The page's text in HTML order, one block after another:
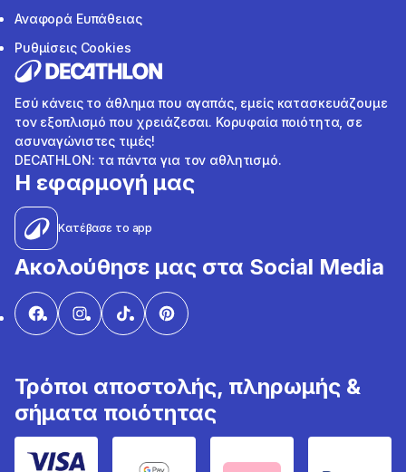
Αναφορά Ευπάθειας
Ρυθμίσεις Cookies
Εσύ κάνεις το άθλημα που αγαπάς, εμείς κατασκευάζουμε
τον εξοπλισμό που χρειάζεσαι. Κορυφαία ποιότητα, σε
ασυναγώνιστες τιμές!
DECATHLON: τα πάντα για τον αθλητισμό.
Η εφαρμογή μας
Κατέβασε το app
Ακολούθησε μας στα Social Media
Τρόποι αποστολής, πληρωμής &
σήματα ποιότητας